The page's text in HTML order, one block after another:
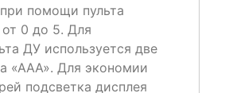
помощи пульта
0 до 5. Для
ДУ используется две
«ААА». Для экономии
подсветка дисплея